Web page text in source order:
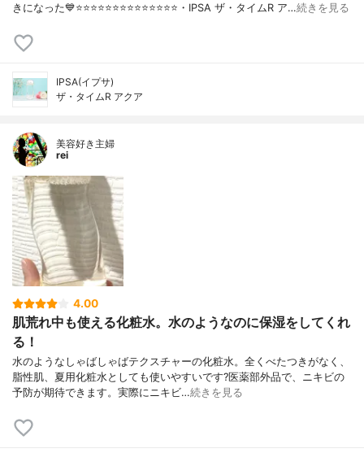
きになった💙⭐️⭐️⭐️⭐️⭐️⭐️⭐️⭐️⭐️⭐️⭐️⭐️⭐️⭐️・IPSA ザ・タイムR ア…続きを見る
IPSA(イプサ)
ザ・タイムR アクア
美容好き主婦
rei
4.00
肌荒れ中も使える化粧水。水のようなのに保湿をしてくれ
る！
水のようなしゃばしゃばテクスチャーの化粧水。全くべたつきがなく、
脂性肌、夏用化粧水としても使いやすいです?医薬部外品で、ニキビの
予防が期待できます。実際にニキビ…続きを見る